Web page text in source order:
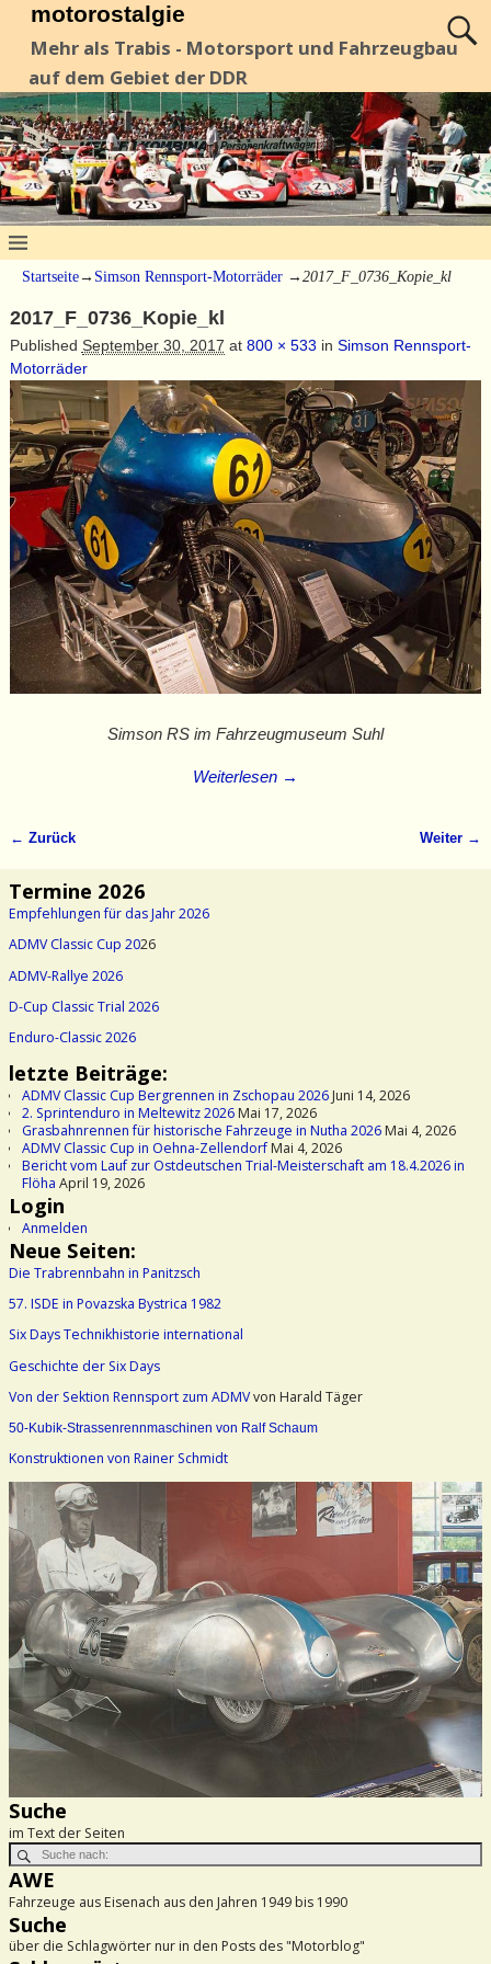
motorostalgie
Mehr als Trabis - Motorsport und Fahrzeugbau
auf dem Gebiet der DDR
Startseite→ Simson Rennsport-Motorräder → 2017_F_0736_Kopie_kl
2017_F_0736_Kopie_kl
Published September 30, 2017 at 800 × 533 in Simson Rennsport-
Motorräder
Simson RS im Fahrzeugmuseum Suhl
Weiterlesen →
← Zurück Weiter →
Termine 2026
Empfehlungen für das Jahr 2026
ADMV Classic Cup 2026
ADMV-Rallye 2026
D-Cup Classic Trial 2026
Enduro-Classic 2026
letzte Beiträge:
ADMV Classic Cup Bergrennen in Zschopau 2026Juni 14, 2026
2. Sprintenduro in Meltewitz 2026Mai 17, 2026
Grasbahnrennen für historische Fahrzeuge in Nutha 2026Mai 4, 2026
ADMV Classic Cup in Oehna-ZellendorfMai 4, 2026
Bericht vom Lauf zur Ostdeutschen Trial-Meisterschaft am 18.4.2026 in
Flöha April 19, 2026
Login
Anmelden
Neue Seiten:
Die Trabrennbahn in Panitzsch
57. ISDE in Povazska Bystrica 1982
Six Days Technikhistorie international
Geschichte der Six Days
Von der Sektion Rennsport zum ADMVvon Harald Täger
50-Kubik-Strassenrennmaschinen von Ralf Schaum
Konstruktionen von Rainer Schmidt
Suche
im Text der Seiten
AWE
Fahrzeuge aus Eisenach aus den Jahren 1949 bis 1990
Suche
über die Schlagwörter nur in den Posts des "Motorblog"